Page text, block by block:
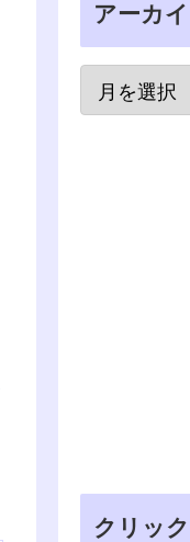
アーカ
クリッ